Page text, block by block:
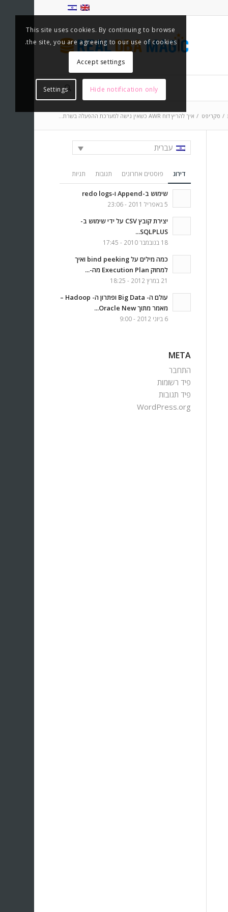
/ סקריפט / איך להריץ דוח AWR כשאין גישה למערכת ההפעלה בשרת...
עברית
דירוג פוסטים אחרונים תגובות תגיות
שימוש ב-Append ו-redo logs
5 באפריל 2011 - 23:06
יצירת קובץ CSV על ידי שימוש ב-
SQLPLUS...
18 בנובמבר 2010 - 17:45
כמה מילים על bind peeking ואיך
למחוק Execution Plan מה-...
21 במרץ 2012 - 18:25
עולם ה- Big Data ופתרון ה- Hadoop –
מאמר מתוך Oracle New...
6 ביוני 2012 - 9:00
META
התחבר
פיד רשומות
פיד תגובות
WordPress.org
This site uses cookies. By continuing to browse
the site, you are agreeing to our use of cookies.
Accept settings
Hide notification only
Settings